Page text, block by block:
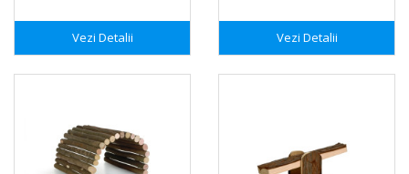
Vezi Detalii Vezi Detalii